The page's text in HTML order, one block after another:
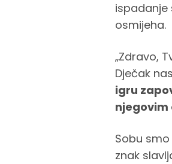
ispadanje
osmijeha.
„Zdravo,
Dječak
igru
njegovim
Sobu
znak